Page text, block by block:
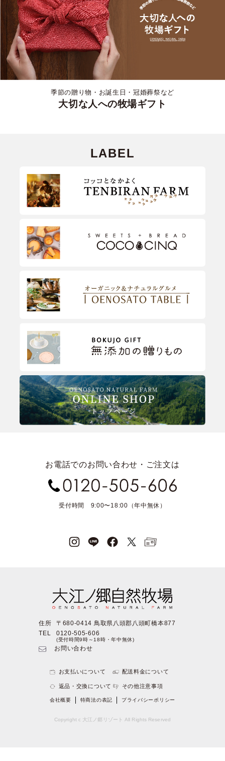
季節の贈り物・お誕生日・冠婚葬祭など
大切な人への牧場ギフト
LABEL
お電話でのお問い合わせ・ご注文は
受付時間 9:00〜18:00（年中無休）
住所
〒680-0414 鳥取県八頭郡八頭町橋本877
TEL
0120-505-606
(受付時間9時～18時・年中無休)
お問い合わせ
お支払いについて 配送料金について
返品・交換について その他注意事項
会社概要 特商法の表記 プライバシーポリシー
Copyright c 大江ノ郷リゾート All Rights Reserved